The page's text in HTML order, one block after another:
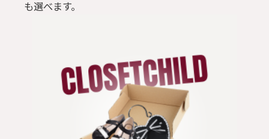
も選べます。